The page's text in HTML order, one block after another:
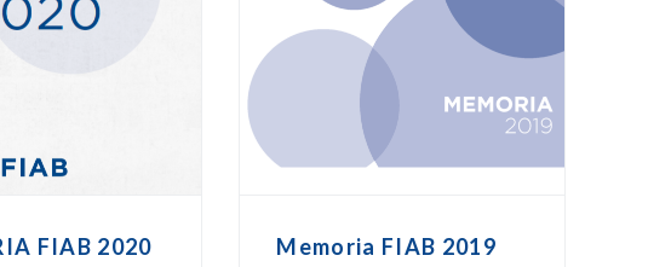
FIAB 2020 Memoria FIAB 2019